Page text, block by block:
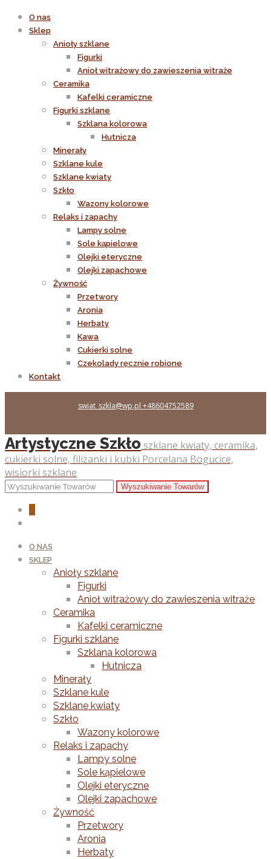
O nas
Sklep
Anioły szklane
Figurki
Anioł witrażowy do zawieszenia witraże
Ceramika
Kafelki ceramiczne
Figurki szklane
Szklana kolorowa
Hutnicza
Minerały
Szklane kule
Szklane kwiaty
Szkło
Wazony kolorowe
Relaks i zapachy
Lampy solne
Sole kąpielowe
Olejki eteryczne
Olejki zapachowe
Żywność
Przetwory
Aronia
Herbaty
Kawa
Cukierki solne
Czekolady ręcznie robione
Kontakt
swiat_szkla@wp.pl +48604752589
Artystyczne Szkło szklane kwiaty, ceramika,
cukierki solne, filiżanki i kubki Porcelana Bogucice,
wisiorki szklane
0
O NAS
SKLEP
Anioły szklane
Figurki
Anioł witrażowy do zawieszenia witraże
Ceramika
Kafelki ceramiczne
Figurki szklane
Szklana kolorowa
Hutnicza
Minerały
Szklane kule
Szklane kwiaty
Szkło
Wazony kolorowe
Relaks i zapachy
Lampy solne
Sole kąpielowe
Olejki eteryczne
Olejki zapachowe
Żywność
Przetwory
Aronia
Herbaty